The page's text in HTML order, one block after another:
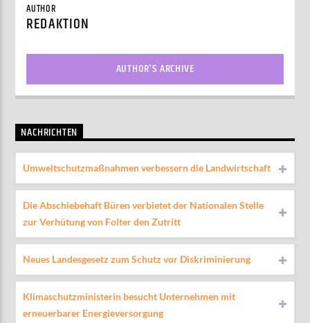
AUTHOR
REDAKTION
AUTHOR'S ARCHIVE
NACHRICHTEN
Umweltschutzmaßnahmen verbessern die Landwirtschaft
Die Abschiebehaft Büren verbietet der Nationalen Stelle
zur Verhütung von Folter den Zutritt
Neues Landesgesetz zum Schutz vor Diskriminierung
Klimaschutzministerin besucht Unternehmen mit
erneuerbarer Energieversorgung